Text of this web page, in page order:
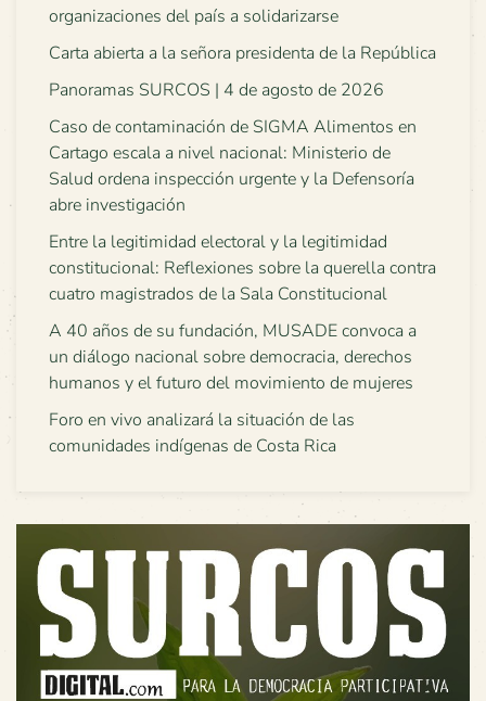
organizaciones del país a solidarizarse
Carta abierta a la señora presidenta de la República
Panoramas SURCOS | 4 de agosto de 2026
Caso de contaminación de SIGMA Alimentos en
Cartago escala a nivel nacional: Ministerio de
Salud ordena inspección urgente y la Defensoría
abre investigación
Entre la legitimidad electoral y la legitimidad
constitucional: Reflexiones sobre la querella contra
cuatro magistrados de la Sala Constitucional
A 40 años de su fundación, MUSADE convoca a
un diálogo nacional sobre democracia, derechos
humanos y el futuro del movimiento de mujeres
Foro en vivo analizará la situación de las
comunidades indígenas de Costa Rica